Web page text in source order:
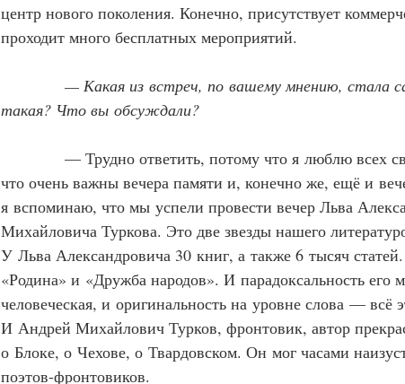
центр нового поколения. Конечно, присутствует
проходит много бесплатных мероприятий.
— Какая из встреч, по вашему мнению, стала
такая? Что вы обсуждали?
— Трудно ответить, потому что я люблю всех
что очень важны вечера памяти и, конечно же, ещё и
я вспоминаю, что мы успели провести вечер Льва
Михайловича Туркова. Это две звезды нашего
У Льва Александровича 30 книг, а также 6 тысяч
«Родина» и «Дружба народов». И парадоксальность его
человеческая, и оригинальность на уровне слова — всё
И Андрей Михайлович Турков, фронтовик, автор
о Блоке, о Чехове, о Твардовском. Он мог часами
поэтов-фронтовиков.